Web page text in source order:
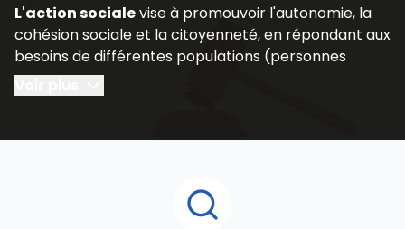
L'action socialevise à promouvoir l'autonomie, la
cohésion sociale et la citoyenneté, en répondant aux
besoins de différentes populations (personnes
handicapées, personnes âgées, familles
vulnérables).
Pour aider les professionnels du secteur –
mieux remplir leurs missions,
accompagne avec une information utile et